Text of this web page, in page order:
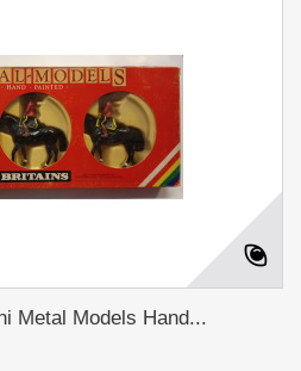
Metal Models Hand...